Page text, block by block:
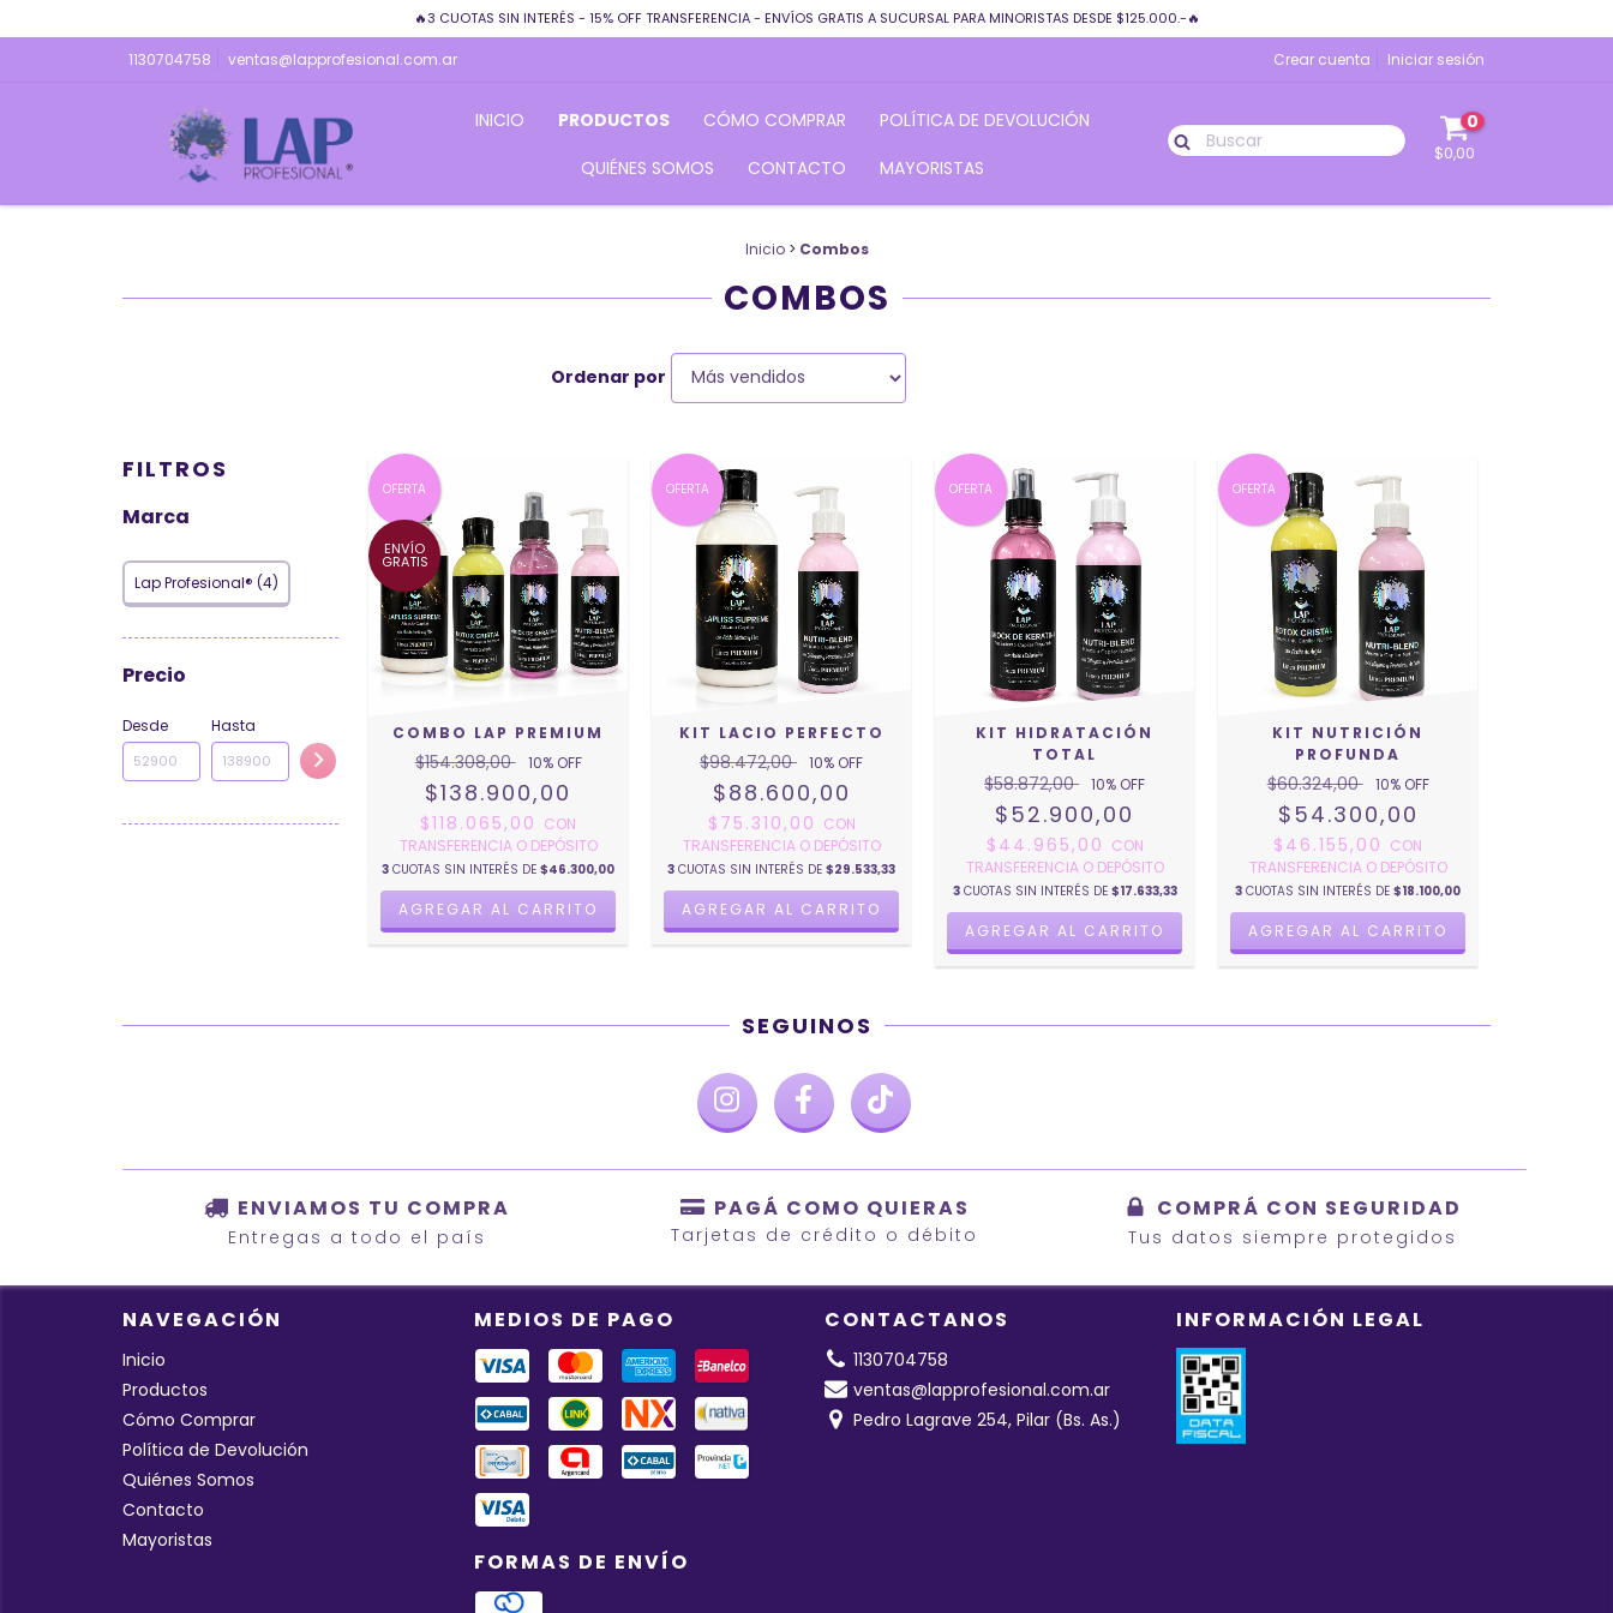
🔥3 CUOTAS SIN INTERÉS - 15% OFF TRANSFERENCIA - ENVÍOS GRATIS A SUCURSAL PARA MINORISTAS DESDE $125.000.-🔥
1130704758 ventas@lapprofesional.com.ar Crear cuenta Iniciar sesión
INICIO PRODUCTOS CÓMO COMPRAR
POLÍTICA DE DEVOLUCIÓN
QUIÉNES SOMOS
CONTACTO MAYORISTAS
0
$0,00
Inicio > Combos
COMBOS
Ordenar por
FILTROS
Marca
Lap Profesional® (4)
Precio
Desde Hasta
OFERTA
ENVÍO
GRATIS
COMBO LAP PREMIUM
$154.308,00 10% OFF
$138.900,00
$118.065,00 CON
TRANSFERENCIA O DEPÓSITO
3 CUOTAS SIN INTERÉS DE$46.300,00
OFERTA
KIT LACIO PERFECTO
$98.472,00 10% OFF
$88.600,00
$75.310,00 CON
TRANSFERENCIA O DEPÓSITO
3 CUOTAS SIN INTERÉS DE$29.533,33
OFERTA
KIT HIDRATACIÓN
TOTAL
$58.872,00 10% OFF
$52.900,00
$44.965,00 CON
TRANSFERENCIA O DEPÓSITO
3 CUOTAS SIN INTERÉS DE $17.633,33
OFERTA
KIT NUTRICIÓN
PROFUNDA
$60.324,00 10% OFF
$54.300,00
$46.155,00 CON
TRANSFERENCIA O DEPÓSITO
3 CUOTAS SIN INTERÉS DE$18.100,00
SEGUINOS
ENVIAMOS TU COMPRA
Entregas a todo el país
PAGÁ COMO QUIERAS
Tarjetas de crédito o débito
COMPRÁ CON SEGURIDAD
Tus datos siempre protegidos
NAVEGACIÓN
Inicio
Productos
Cómo Comprar
Política de Devolución
Quiénes Somos
Contacto
Mayoristas
MEDIOS DE PAGO
FORMAS DE ENVÍO
CONTACTANOS
1130704758
ventas@lapprofesional.com.ar
Pedro Lagrave 254, Pilar (Bs. As.)
INFORMACIÓN LEGAL